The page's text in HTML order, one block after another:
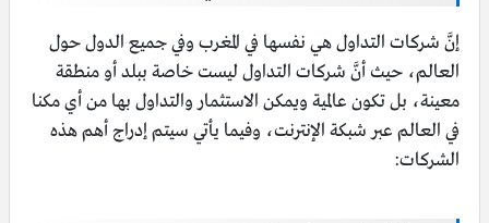
إنَّ شركات التداول هي نفسها في المغرب وفي جميع الدول حول
العالم، حيث أنَّ شركات التداول ليست خاصة ببلد أو منطقة
معينة، بل تكون عالمية ويمكن الاستثمار والتداول بها من أي مكنا
في العالم عبر شبكة الإنترنت، وفيما يأتي سيتم إدراج أهم هذه
الشركات: